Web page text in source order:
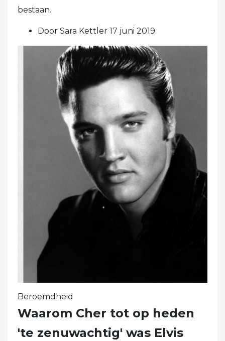
bestaan.
Door Sara Kettler 17 juni 2019
Beroemdheid
Waarom Cher tot op heden
'te zenuwachtig' was Elvis